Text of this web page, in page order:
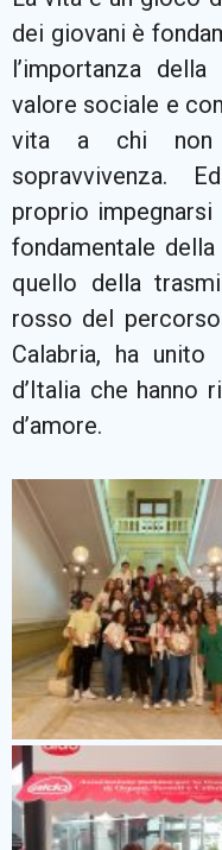
dei giovani è
l’importanza
valore sociale e
vita a chi non
sopravvivenza.
proprio
fondamentale
quello della
rosso del
Calabria, ha
d’Italia che hanno
d’amore.